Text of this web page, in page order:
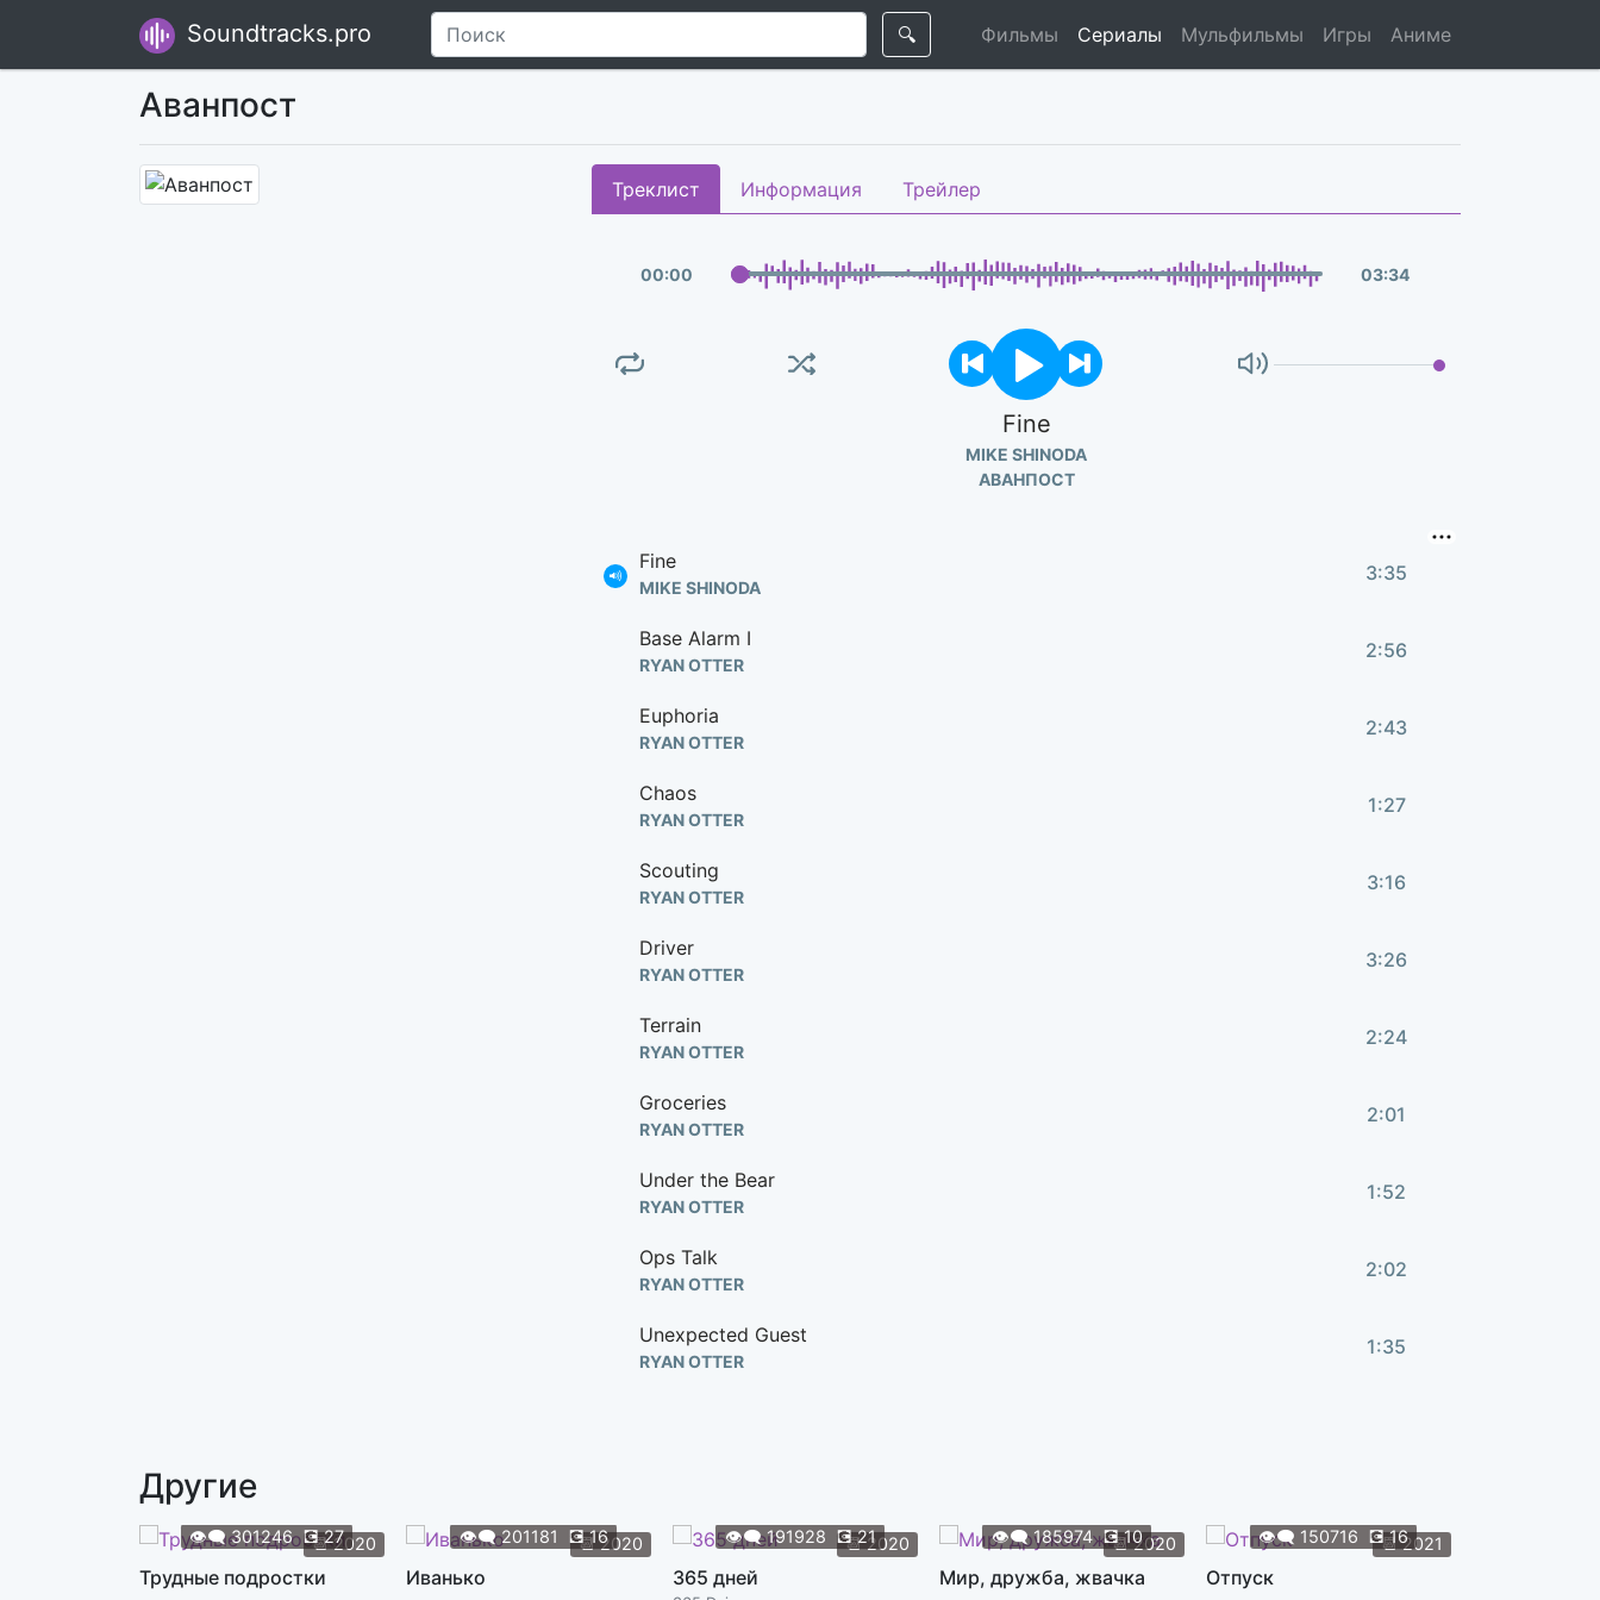
Soundtracks.pro 🔍 Фильмы Сериалы Мульфильмы Игры Аниме
Аванпост
Треклист Информация Трейлер
00:00 03:34
Fine
MIKE SHINODA
АВАНПОСТ
Fine
MIKE SHINODA
3:35
Base Alarm I
RYAN OTTER
2:56
Euphoria
RYAN OTTER
2:43
Chaos
RYAN OTTER
1:27
Scouting
RYAN OTTER
3:16
Driver
RYAN OTTER
3:26
Terrain
RYAN OTTER
2:24
Groceries
RYAN OTTER
2:01
Under the Bear
RYAN OTTER
1:52
Ops Talk
RYAN OTTER
2:02
Unexpected Guest
RYAN OTTER
1:35
Sense
RYAN OTTER
Другие
📆2020
👁️‍🗨️301246 💽27
Трудные подростки
📆2020
👁️‍🗨️201181 💽16
Иванько
📆2020
👁️‍🗨️191928 💽21
365 дней
📆2020
👁️‍🗨️185974 💽10
Мир, дружба, жвачка
📆2021
👁️‍🗨️ 150716 💽16
Отпуск